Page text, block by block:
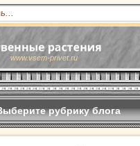
www.vsem-privet.ru
рубрику блога